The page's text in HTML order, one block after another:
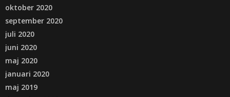
oktober 2020
september 2020
juli 2020
juni 2020
maj 2020
januari 2020
maj 2019